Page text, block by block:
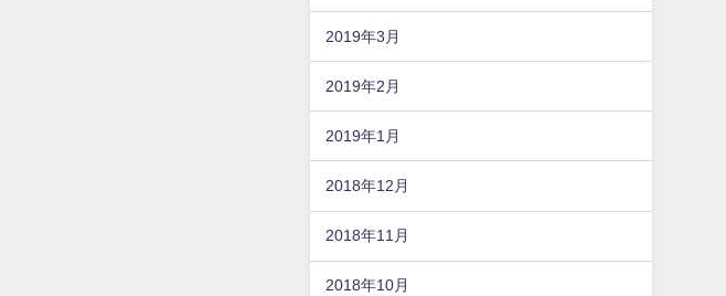
2019年3月
2019年2月
2019年1月
2018年12月
2018年11月
2018年10月